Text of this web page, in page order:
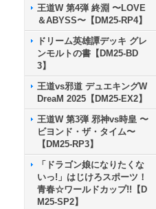
王道W 第4弾 終淵 〜LOVE
＆ABYSS〜【DM25-RP4】
ドリーム英雄譚デッキ グレ
ンモルトの書【DM25-BD
3】
王道vs邪道 デュエキングW
DreaM 2025【DM25-EX2】
王道W 第3弾 邪神vs時皇 〜
ビヨンド・ザ・タイム〜
【DM25-RP3】
「ドラゴン娘になりたくな
いっ!」はじけろスポーツ！
青春☆ワールドカップ!!【D
M25-SP2】